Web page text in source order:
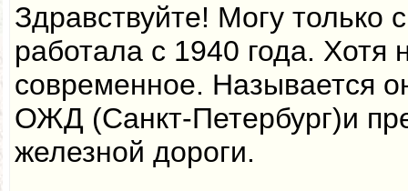
Здравствуйте! Могу только
работала с 1940 года.
современное. Называется
ОЖД (Санкт-Петербург)и
железной дороги.